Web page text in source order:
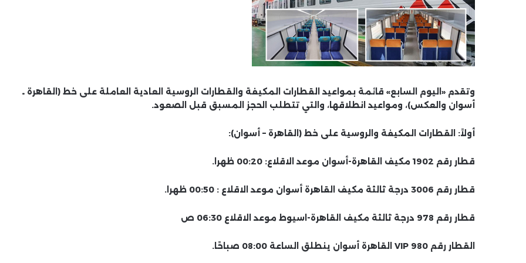
وتقدم «اليوم السابع» قائمة بمواعيد القطارات المكيفة والقطارات الروسية العادية العاملة على خط (القاهرة ـ
أسوان والعكس)، ومواعيد انطلاقها، والتي تتطلب الحجز المسبق قبل الصعود.
أولاً: القطارات المكيفة والروسية على خط (القاهرة – أسوان):
قطار رقم 1902 مكيف القاهرة-أسوان موعد الاقلاع: 00:20 ظهرا.
قطار رقم 3006 درجة ثالثة مكيف القاهرة أسوان موعد الاقلاع : 00:50 ظهرا.
قطار رقم 978 درجة ثالثة مكيف القاهرة-اسيوط موعد الاقلاع 06:30 ص
القطار رقم 980 VIP القاهرة أسوان ينطلق الساعة 08:00 صباحًا.